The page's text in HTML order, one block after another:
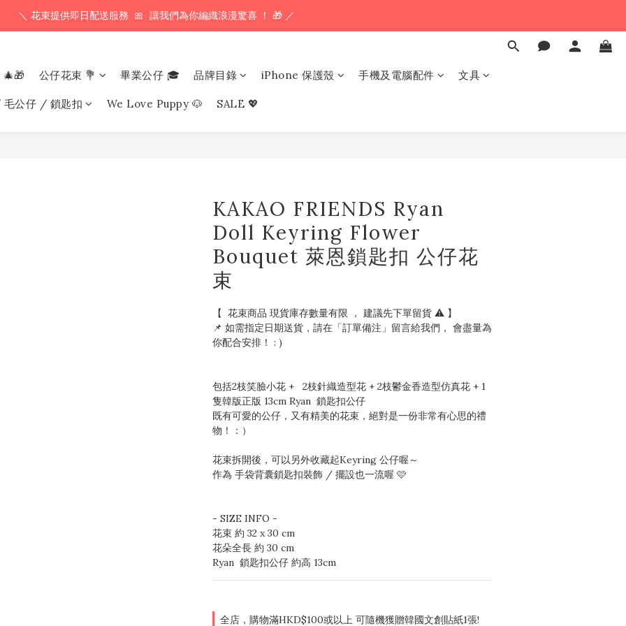
下 午 𝟱𝗣𝗠 前 訂 單  🕔  即 日 寄 出 ！ 最 快 翌 日 送 到 ！⚡️
＼ 花束提供即日配送服務  🎀  讓我們為你編織浪漫驚喜 ！ 🎁 ／
公仔花束 💐 畢業公仔 🎓 品牌目錄 iPhone 保護殼 手機及電腦配件 文具
公仔 / 鎖匙扣 We Love Puppy 🐶 SALE 💖
KAKAO FRIENDS Ryan
Doll Keyring Flower
Bouquet 萊恩鎖匙扣 公仔花
束
【  花束商品 現貨庫存數量有限 ， 建議先下單留貨 ⚠️ 】
📌 如需指定日期送貨，請在「訂單備注」留言給我們， 會盡量為
你配合安排！ : )
包括2枝笑臉小花 +   2枝針織造型花 + 2枝鬱金香造型仿真花 + 1
隻韓版正版 13cm Ryan  鎖匙扣公仔
既有可愛的公仔，又有精美的花束，絕對是一份非常有心思的禮
物！：）
花束拆開後，可以另外收藏起Keyring 公仔喔～
作為 手袋背囊鎖匙扣裝飾 / 擺設也一流喔 🩷
- SIZE INFO -
花束 約 32 x 30 cm
花朵全長 約 30 cm
Ryan  鎖匙扣公仔 約高 13cm
全店，購物滿HKD$100或以上 可隨機獲贈韓國文創貼紙1張!